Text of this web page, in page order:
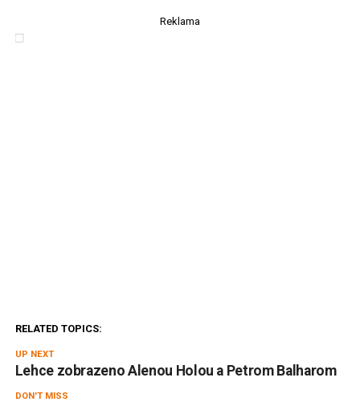
Reklama
RELATED TOPICS:
UP NEXT
Lehce zobrazeno Alenou Holou a Petrom Balharom
DON'T MISS